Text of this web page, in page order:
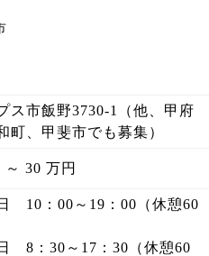
ス市飯野3730-1（他、甲府
町、甲斐市でも募集）
～ 30 万円
10：00～19：00（休憩60
8：30～17：30（休憩60